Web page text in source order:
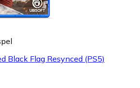
Black Flag Resynced (PS5)